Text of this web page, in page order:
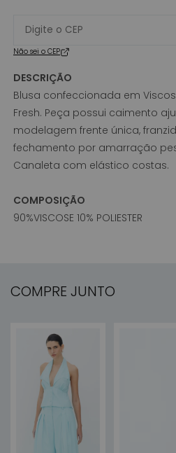
Não sei o CEP
DESCRIÇÃO
Blusa confeccionada em
Fresh. Peça possui caimento
modelagem frente única,
fechamento por amarração
Canaleta com elástico costas.
COMPOSIÇÃO
90%VISCOSE 10% POLIESTER
COMPRE JUNTO